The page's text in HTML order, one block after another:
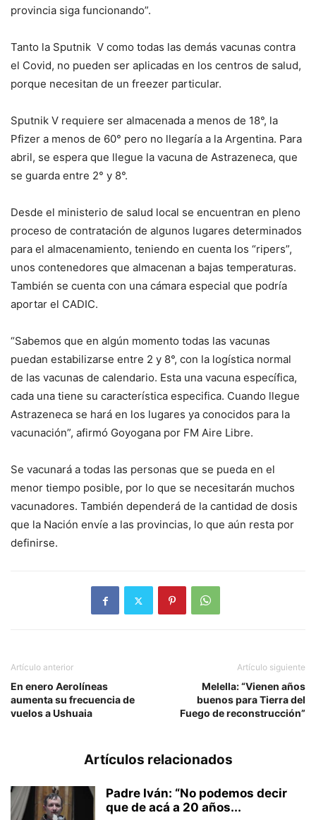
provincia siga funcionando”.
Tanto la Sputnik V como todas las demás vacunas contra
el Covid, no pueden ser aplicadas en los centros de salud,
porque necesitan de un freezer particular.
Sputnik V requiere ser almacenada a menos de 18°, la
Pfizer a menos de 60° pero no llegaría a la Argentina. Para
abril, se espera que llegue la vacuna de Astrazeneca, que
se guarda entre 2° y 8°.
Desde el ministerio de salud local se encuentran en pleno
proceso de contratación de algunos lugares determinados
para el almacenamiento, teniendo en cuenta los “ripers”,
unos contenedores que almacenan a bajas temperaturas.
También se cuenta con una cámara especial que podría
aportar el CADIC.
“Sabemos que en algún momento todas las vacunas
puedan estabilizarse entre 2 y 8°, con la logística normal
de las vacunas de calendario. Esta una vacuna específica,
cada una tiene su característica especifica. Cuando llegue
Astrazeneca se hará en los lugares ya conocidos para la
vacunación”, afirmó Goyogana por FM Aire Libre.
Se vacunará a todas las personas que se pueda en el
menor tiempo posible, por lo que se necesitarán muchos
vacunadores. También dependerá de la cantidad de dosis
que la Nación envíe a las provincias, lo que aún resta por
definirse.
Artículo anterior
En enero Aerolíneas
aumenta su frecuencia de
vuelos a Ushuaia
Artículo siguiente
Melella: “Vienen años
buenos para Tierra del
Fuego de reconstrucción”
Artículos relacionados
Padre Iván: “No podemos decir
que de acá a 20 años...